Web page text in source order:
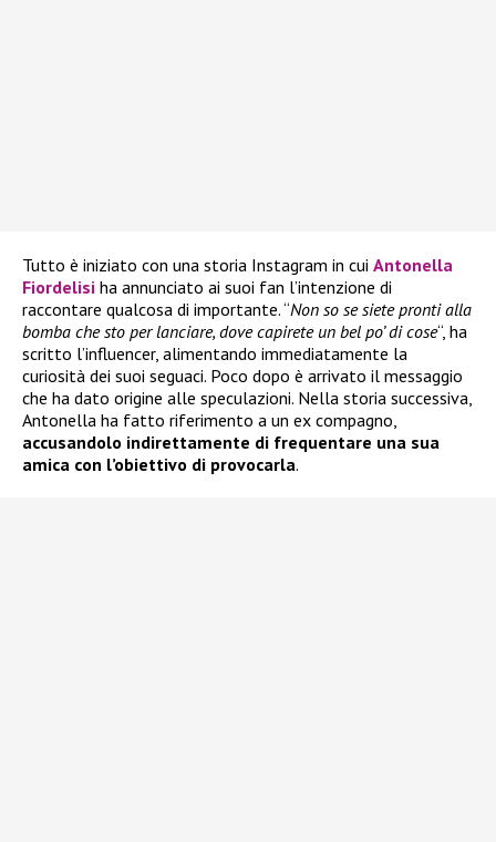
Tutto è iniziato con una storia Instagram in cui Antonella
Fiordelisi ha annunciato ai suoi fan l’intenzione di
raccontare qualcosa di importante. “Non so se siete pronti alla
bomba che sto per lanciare, dove capirete un bel po’ di cose“, ha
scritto l’influencer, alimentando immediatamente la
curiosità dei suoi seguaci. Poco dopo è arrivato il messaggio
che ha dato origine alle speculazioni. Nella storia successiva,
Antonella ha fatto riferimento a un ex compagno,
accusandolo indirettamente di frequentare una sua
amica con l’obiettivo di provocarla.